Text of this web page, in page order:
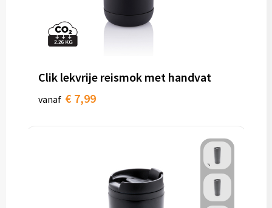
Clik lekvrije reismok met handvat
vanaf € 7,99